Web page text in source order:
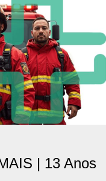
| 13 Anos